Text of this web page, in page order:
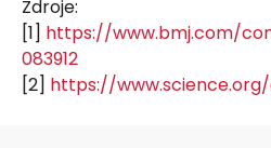
Zdroje:
[1] https://www.bmj.com/
083912
[2] https://www.science.org/